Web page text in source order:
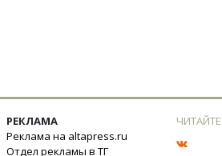
РЕКЛАМА
Реклама на altapress.ru
Отдел рекламы в ТГ